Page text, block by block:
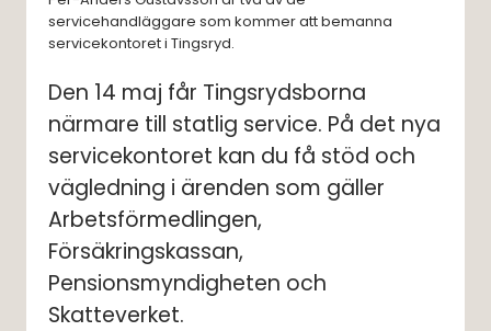
servicehandläggare som kommer att bemanna
servicekontoret i Tingsryd.
Den 14 maj får Tingsrydsborna
närmare till statlig service. På det nya
servicekontoret kan du få stöd och
vägledning i ärenden som gäller
Arbetsförmedlingen,
Försäkringskassan,
Pensionsmyndigheten och
Skatteverket.